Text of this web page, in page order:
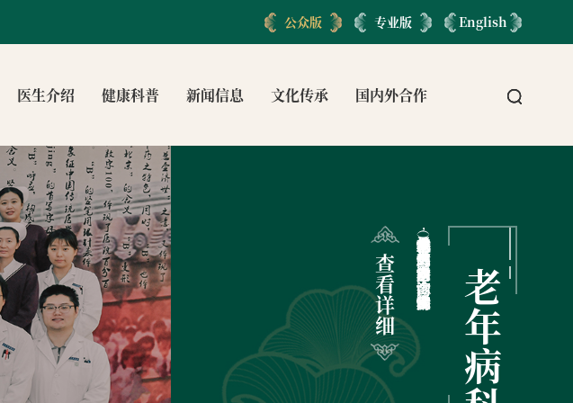
公众版 专业版 English
医生介绍 健康科普 新闻信息 文化传承 国内外合作
老
年
病
老年病科（干部保健科）成立于八十年代初，具有悠久的干部保健历史。目前科室内设置老年病门诊、综合门诊（高干门诊）、院士诊室和干部保健科病房。
查
看
详
细